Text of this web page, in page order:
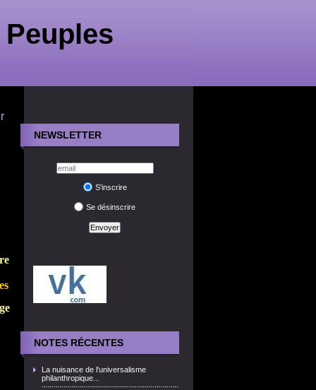
NEWSLETTER
S'inscrire
Se désinscrire
NOTES RÉCENTES
La nuisance de l'universalisme
philanthropique...